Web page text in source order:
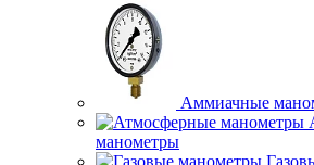
Аммиачные
манометры